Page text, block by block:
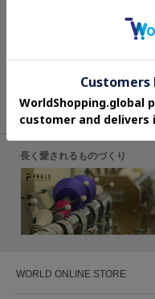
長く愛されるものづくり
WORLD ONLINE STORE